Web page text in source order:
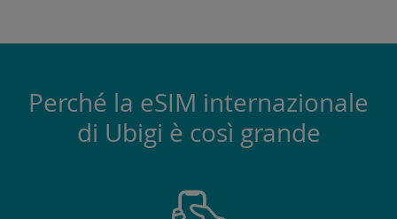
Perché la eSIM internazionale
di Ubigi è così grande